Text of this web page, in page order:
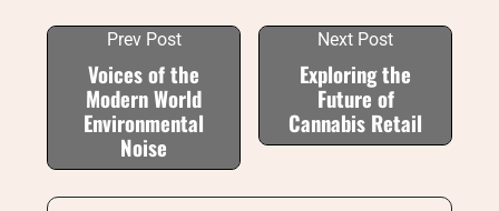
Prev Post
Voices of the
Modern World
Environmental
Noise
Next Post
Exploring the
Future of
Cannabis Retail